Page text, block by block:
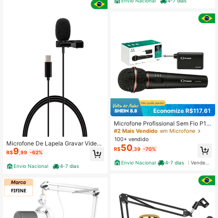
Microfone De Lapela Gravar Vídeo
Usb Entrada Tipo-c
R$9,99 -62%
Envio Nacional 4-7 dias
Economize R$117,61
Microfone Profissional Sem Fio P10
Alcance de 30m Unidirecional Wirel
ess para Karaokê Live Stream e Gra
vação Profissional Alta Sensibilidad
e -54dB 90Hz-10000Hz
#2 Mais Vendido em Microfone
100+ vendido
R$50 ,39 -70%
Envio Nacional 4-7 dias